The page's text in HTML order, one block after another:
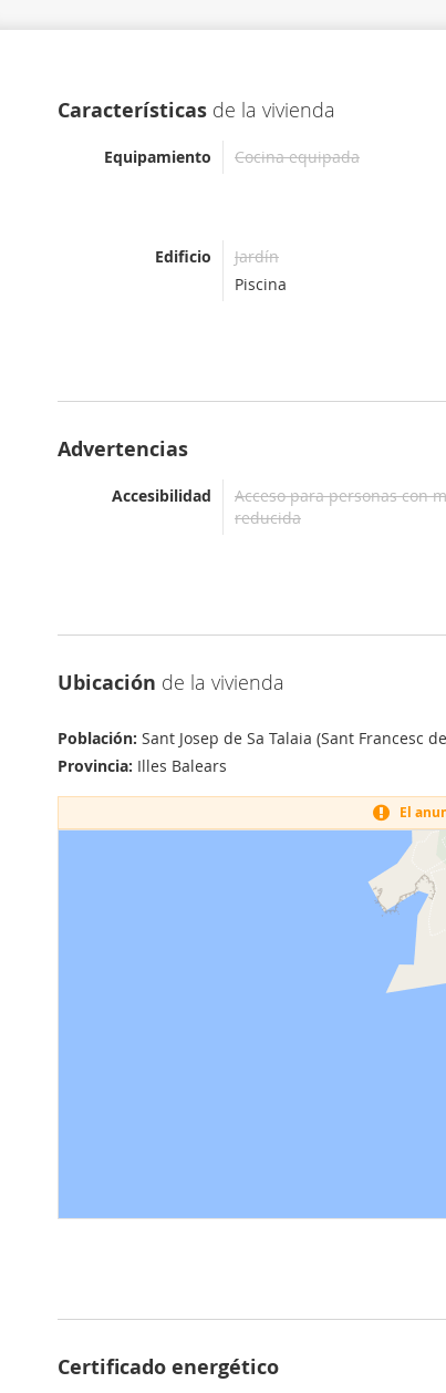
Características de la vivienda
Equipamiento Cocina equipada
Edificio
Jardín
Piscina
Advertencias
Accesibilidad
Acceso para personas con
reducida
Ubicación de la vivienda
Población: Sant Josep de Sa Talaia (Sant Francesc
Provincia: Illes Balears
El
Certificado energético